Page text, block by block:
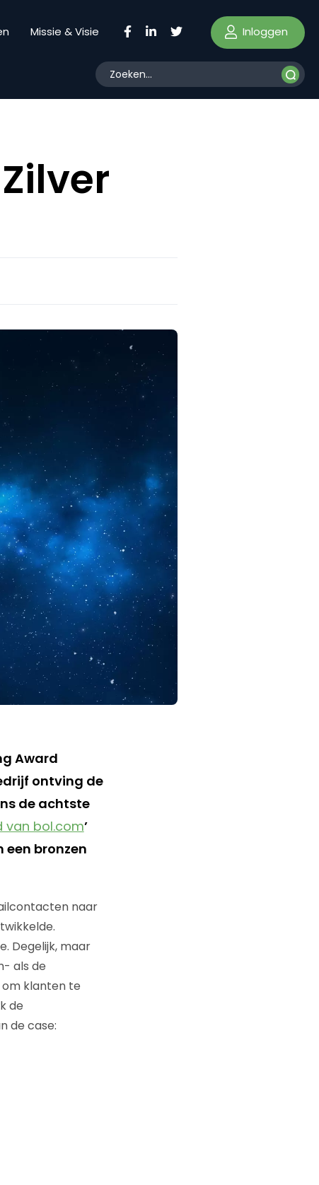
Missie & Visie Inloggen
Award
ontving de
de achtste
van bol.com’
een bronzen
naar
Degelijk, maar
als de
klanten te
de
de case: